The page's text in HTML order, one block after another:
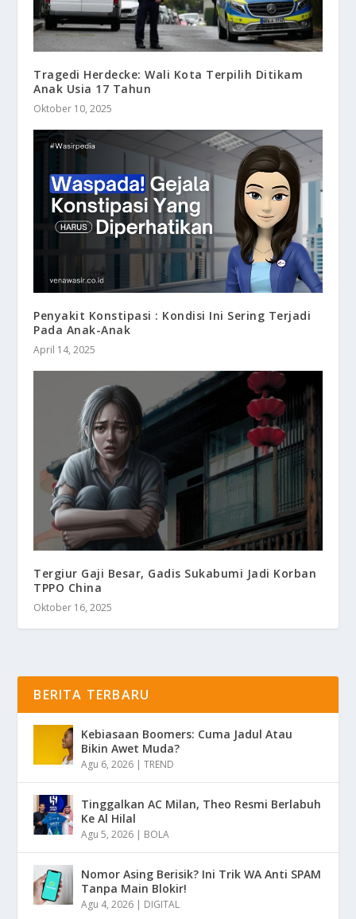
Tragedi Herdecke: Wali Kota Terpilih Ditikam
Anak Usia 17 Tahun
Oktober 10, 2025
Penyakit Konstipasi : Kondisi Ini Sering Terjadi
Pada Anak-Anak
April 14, 2025
Tergiur Gaji Besar, Gadis Sukabumi Jadi Korban
TPPO China
Oktober 16, 2025
BERITA TERBARU
Kebiasaan Boomers: Cuma Jadul Atau
Bikin Awet Muda?
Agu 6, 2026 |TREND
Tinggalkan AC Milan, Theo Resmi Berlabuh
Ke Al Hilal
Agu 5, 2026 | BOLA
Nomor Asing Berisik? Ini Trik WA Anti SPAM
Tanpa Main Blokir!
Agu 4, 2026 | DIGITAL